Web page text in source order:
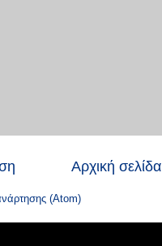
Αρχική σελίδα
(Atom)